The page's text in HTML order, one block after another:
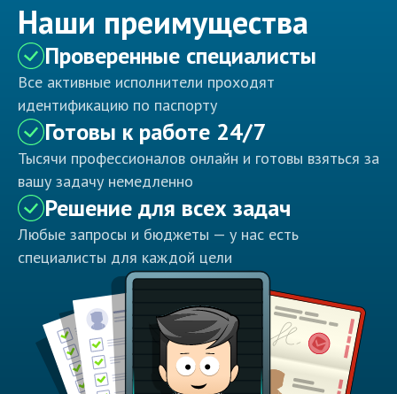
Наши преимущества
Проверенные специалисты
Все активные исполнители проходят
идентификацию по паспорту
Готовы к работе 24/7
Тысячи профессионалов онлайн и готовы взяться за
вашу задачу немедленно
Решение для всех задач
Любые запросы и бюджеты — у нас есть
специалисты для каждой цели